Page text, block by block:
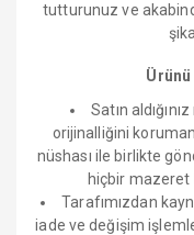
tutturunuz ve
Satın
orijinalliğini
nüshası ile birlikte
hiçbir mazeret
Tarafımızdan
iade ve değişim